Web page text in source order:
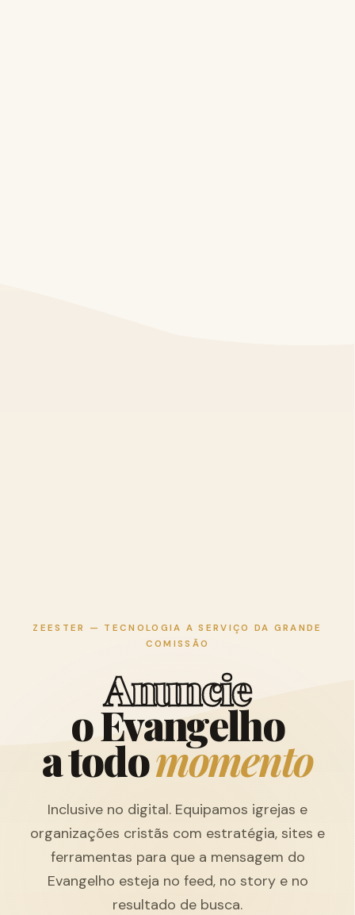
ZEESTER — TECNOLOGIA A SERVIÇO DA GRANDE
COMISSÃO
Anuncie
oEvangelho
atodomomento
Inclusive no digital. Equipamos igrejas e
organizações cristãs com estratégia, sites e
ferramentas para que a mensagem do
Evangelho esteja no feed, no story e no
resultado de busca.